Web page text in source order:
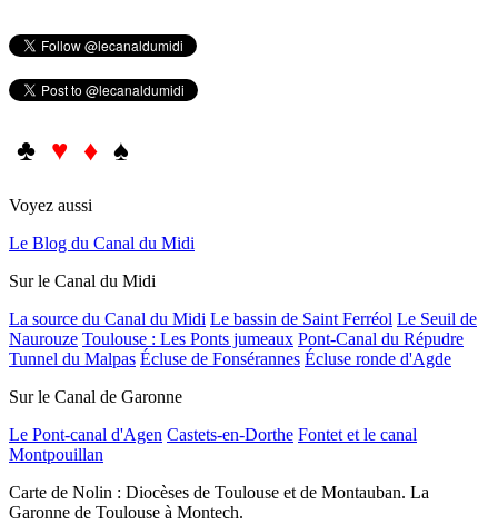
♣ ♥ ♦ ♠
Voyez aussi
Le Blog du Canal du Midi
Sur le Canal du Midi
La source du Canal du Midi Le bassin de Saint Ferréol Le Seuil de
Naurouze Toulouse : Les Ponts jumeaux Pont-Canal du Répudre
Tunnel du Malpas Écluse de Fonsérannes Écluse ronde d'Agde
Sur le Canal de Garonne
Le Pont-canal d'Agen Castets-en-Dorthe Fontet et le canal
Montpouillan
Carte de Nolin : Diocèses de Toulouse et de Montauban. La
Garonne de Toulouse à Montech.